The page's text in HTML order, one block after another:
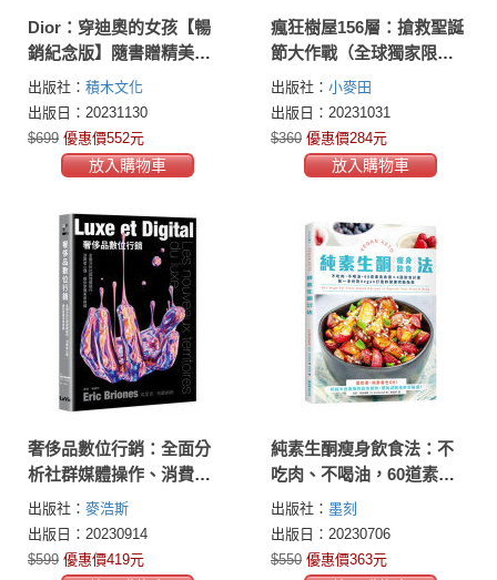
Dior：穿迪奧的女孩【暢
銷紀念版】隨書贈精美復
刻藏書票！
出版社： 積木文化
出版日：20231130
$699 優惠價552元
放入購物車
瘋狂樹屋156層：搶救聖誕
節大作戰（全球獨家限量
贈品：聖誕新年賀卡）
出版社： 小麥田
出版日：20231031
$360 優惠價284元
放入購物車
奢侈品數位行銷：全面分
析社群媒體操作、消費者
心理，讓你掌握未來商機
出版社： 麥浩斯
出版日：20230914
$599 優惠價419元
純素生酮瘦身飲食法：不
吃肉、不喝油，60道素食
食譜×4週飲食計畫，第一
本針對Vegan打造的健康燃
脂指南
出版社： 墨刻
出版日：20230706
$550 優惠價363元